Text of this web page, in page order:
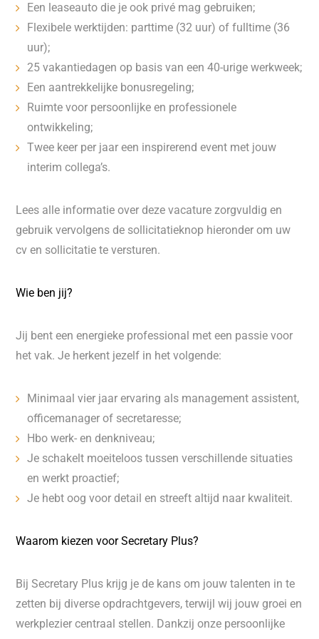
Een leaseauto die je ook privé mag gebruiken;
Flexibele werktijden: parttime (32 uur) of fulltime (36
uur);
25 vakantiedagen op basis van een 40-urige werkweek;
Een aantrekkelijke bonusregeling;
Ruimte voor persoonlijke en professionele
ontwikkeling;
Twee keer per jaar een inspirerend event met jouw
interim collega’s.
Lees alle informatie over deze vacature zorgvuldig en
gebruik vervolgens de sollicitatieknop hieronder om uw
cv en sollicitatie te versturen.
Wie ben jij?
Jij bent een energieke professional met een passie voor
het vak. Je herkent jezelf in het volgende:
Minimaal vier jaar ervaring als management assistent,
officemanager of secretaresse;
Hbo werk- en denkniveau;
Je schakelt moeiteloos tussen verschillende situaties
en werkt proactief;
Je hebt oog voor detail en streeft altijd naar kwaliteit.
Waarom kiezen voor Secretary Plus?
Bij Secretary Plus krijg je de kans om jouw talenten in te
zetten bij diverse opdrachtgevers, terwijl wij jouw groei en
werkplezier centraal stellen. Dankzij onze persoonlijke